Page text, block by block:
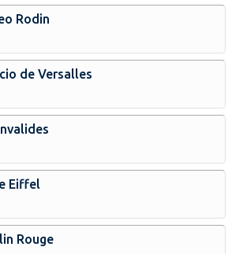
Rodin
de Versalles
Eiffel
Rouge